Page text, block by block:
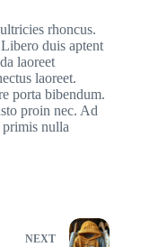
rhoncus.
duis aptent
laoreet
laoreet.
porta bibendum.
proin nec. Ad
primis nulla
NEXT